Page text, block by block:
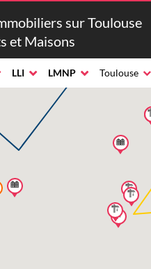
sur Toulouse
et Maisons
LLI LMNP Toulouse